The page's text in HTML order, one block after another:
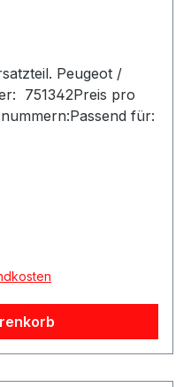
Peugeot /
751342Preis pro
für: